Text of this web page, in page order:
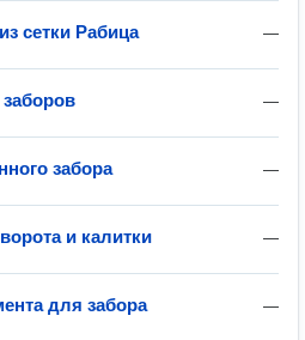
—
сетки Рабица
—
—
забора
—
и калитки
—
для забора